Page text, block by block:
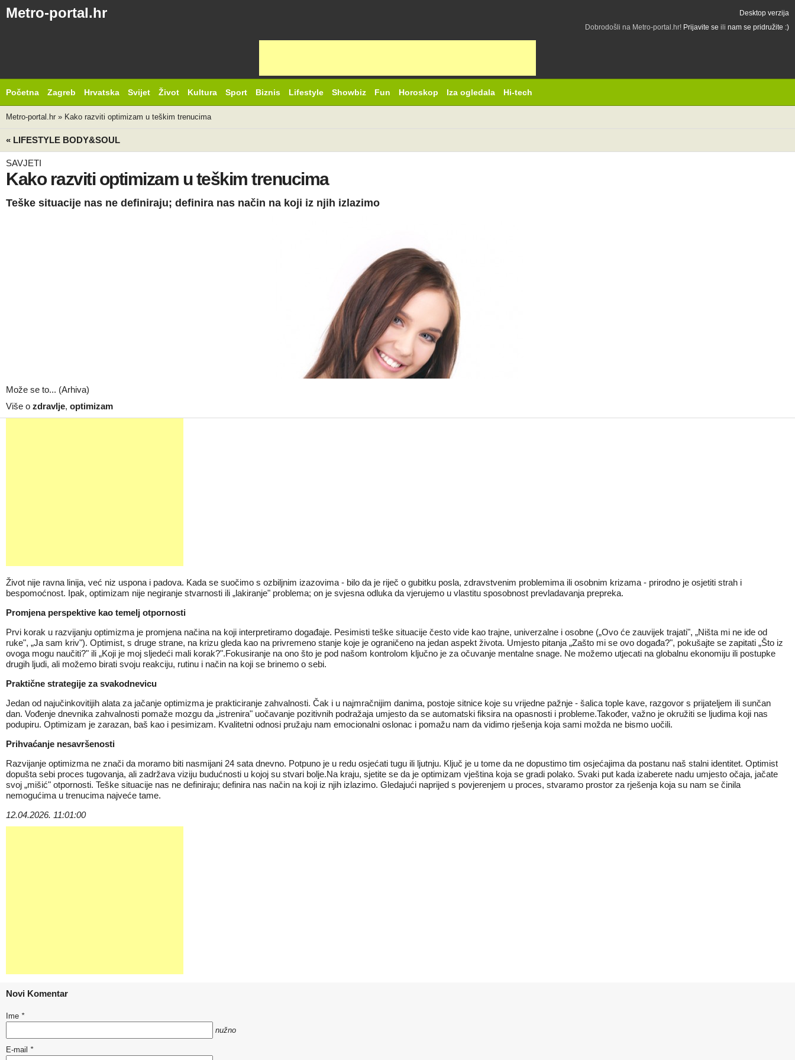
Metro-portal.hr
Desktop verzija
Dobrodošli na Metro-portal.hr! Prijavite se ili nam se pridružite :)
Početna Zagreb Hrvatska Svijet Život Kultura Sport Biznis Lifestyle Showbiz Fun Horoskop Iza ogledala Hi-tech
Metro-portal.hr » Kako razviti optimizam u teškim trenucima
« LIFESTYLE BODY&SOUL
SAVJETI
Kako razviti optimizam u teškim trenucima
Teške situacije nas ne definiraju; definira nas način na koji iz njih izlazimo
Može se to... (Arhiva)
Više o zdravlje, optimizam
Život nije ravna linija, već niz uspona i padova. Kada se suočimo s ozbiljnim izazovima - bilo da je riječ o gubitku posla, zdravstvenim problemima ili osobnim krizama - prirodno je osjetiti strah i
bespomoćnost. Ipak, optimizam nije negiranje stvarnosti ili „lakiranje" problema; on je svjesna odluka da vjerujemo u vlastitu sposobnost prevladavanja prepreka.
Promjena perspektive kao temelj otpornosti
Prvi korak u razvijanju optimizma je promjena načina na koji interpretiramo događaje. Pesimisti teške situacije često vide kao trajne, univerzalne i osobne („Ovo će zauvijek trajati", „Ništa mi ne ide od
ruke", „Ja sam kriv"). Optimist, s druge strane, na krizu gleda kao na privremeno stanje koje je ograničeno na jedan aspekt života. Umjesto pitanja „Zašto mi se ovo događa?", pokušajte se zapitati „Što iz
ovoga mogu naučiti?" ili „Koji je moj sljedeći mali korak?".Fokusiranje na ono što je pod našom kontrolom ključno je za očuvanje mentalne snage. Ne možemo utjecati na globalnu ekonomiju ili postupke
drugih ljudi, ali možemo birati svoju reakciju, rutinu i način na koji se brinemo o sebi.
Praktične strategije za svakodnevicu
Jedan od najučinkovitijih alata za jačanje optimizma je prakticiranje zahvalnosti. Čak i u najmračnijim danima, postoje sitnice koje su vrijedne pažnje - šalica tople kave, razgovor s prijateljem ili sunčan
dan. Vođenje dnevnika zahvalnosti pomaže mozgu da „istrenira" uočavanje pozitivnih podražaja umjesto da se automatski fiksira na opasnosti i probleme.Također, važno je okružiti se ljudima koji nas
podupiru. Optimizam je zarazan, baš kao i pesimizam. Kvalitetni odnosi pružaju nam emocionalni oslonac i pomažu nam da vidimo rješenja koja sami možda ne bismo uočili.
Prihvaćanje nesavršenosti
Razvijanje optimizma ne znači da moramo biti nasmijani 24 sata dnevno. Potpuno je u redu osjećati tugu ili ljutnju. Ključ je u tome da ne dopustimo tim osjećajima da postanu naš stalni identitet. Optimist
dopušta sebi proces tugovanja, ali zadržava viziju budućnosti u kojoj su stvari bolje.Na kraju, sjetite se da je optimizam vještina koja se gradi polako. Svaki put kada izaberete nadu umjesto očaja, jačate
svoj „mišić" otpornosti. Teške situacije nas ne definiraju; definira nas način na koji iz njih izlazimo. Gledajući naprijed s povjerenjem u proces, stvaramo prostor za rješenja koja su nam se činila
nemogućima u trenucima najveće tame.
12.04.2026. 11:01:00
Novi Komentar
Ime *
nužno
E-mail *